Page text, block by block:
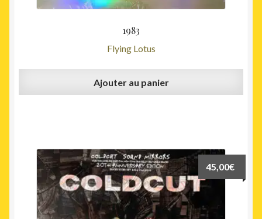
1983
Flying Lotus
Ajouter au panier
45,00€